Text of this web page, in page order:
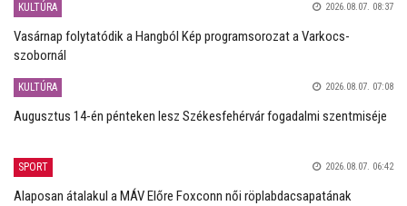
KULTÚRA 2026.08.07. 08:37
Vasárnap folytatódik a Hangból Kép programsorozat a Varkocs-
szobornál
KULTÚRA 2026.08.07. 07:08
Augusztus 14-én pénteken lesz Székesfehérvár fogadalmi szentmiséje
SPORT 2026.08.07. 06:42
Alaposan átalakul a MÁV Előre Foxconn női röplabdacsapatának